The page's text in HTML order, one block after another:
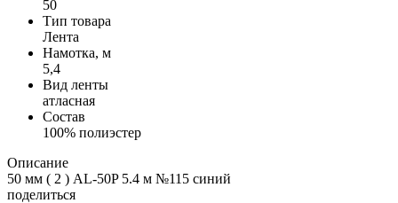
50
Тип товара
Лента
Намотка, м
5,4
Вид ленты
атласная
Состав
100% полиэстер
Описание
50 мм ( 2 ) AL-50P 5.4 м №115 синий
поделиться